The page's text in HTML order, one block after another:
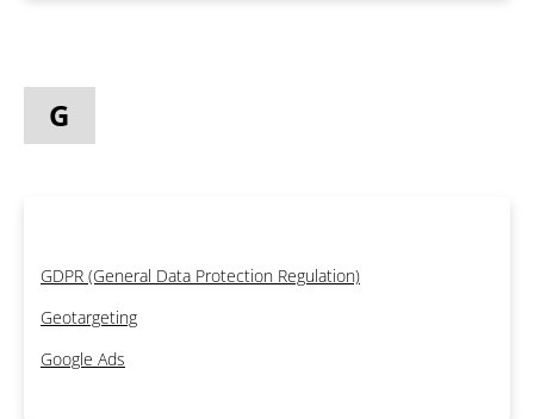
G
GDPR (General Data Protection Regulation)
Geotargeting
Google Ads